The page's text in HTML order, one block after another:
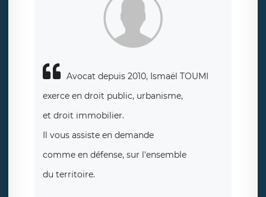
Avocat depuis 2010, Ismaël TOUMI
exerce en droit public, urbanisme,
et droit immobilier.
Il vous assiste en demande
comme en défense, sur l'ensemble
du territoire.